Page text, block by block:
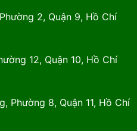
2, Quận 9, Hồ Chí
12, Quận 10, Hồ Chí
Phường 8, Quận 11, Hồ Chí